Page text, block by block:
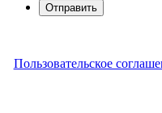
Отправить
Пользовательское